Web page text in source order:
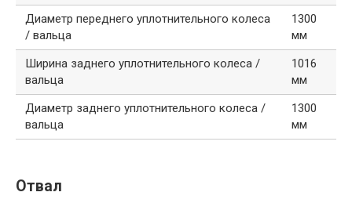
Диаметр переднего уплотнительного колеса
/ вальца
1300
мм
Ширина заднего уплотнительного колеса /
вальца
1016
мм
Диаметр заднего уплотнительного колеса /
вальца
1300
мм
Отвал